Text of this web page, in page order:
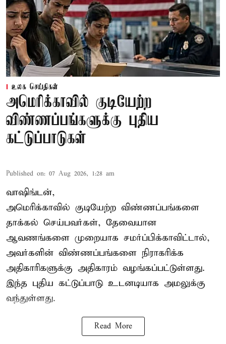
உலக செய்திகள்
அமெரிக்காவில் குடியேற்ற
விண்ணப்பங்களுக்கு புதிய
கட்டுப்பாடுகள்
Published on: 07 Aug 2026, 1:28 am
வாஷிங்டன்,
அமெரிக்காவில் குடியேற்ற விண்ணப்பங்களை
தாக்கல் செய்பவர்கள், தேவையான
ஆவணங்களை முறையாக சமர்ப்பிக்காவிட்டால்,
அவர்களின் விண்ணப்பங்களை நிராகரிக்க
அதிகாரிகளுக்கு அதிகாரம் வழங்கப்பட்டுள்ளது.
இந்த புதிய கட்டுப்பாடு உடனடியாக அமலுக்கு
வந்துள்ளது.
Read More